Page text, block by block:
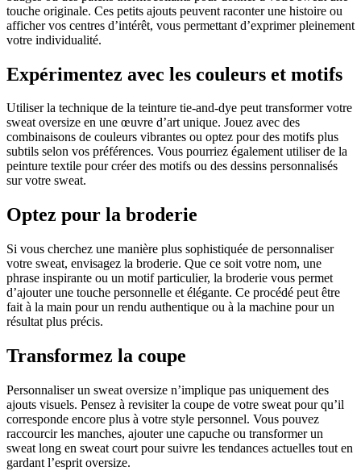
touche originale. Ces petits ajouts peuvent raconter une histoire ou
afficher vos centres d’intérêt, vous permettant d’exprimer pleinement
votre individualité.
Expérimentez avec les couleurs et motifs
Utiliser la technique de la teinture tie-and-dye peut transformer votre
sweat oversize en une œuvre d’art unique. Jouez avec des
combinaisons de couleurs vibrantes ou optez pour des motifs plus
subtils selon vos préférences. Vous pourriez également utiliser de la
peinture textile pour créer des motifs ou des dessins personnalisés
sur votre sweat.
Optez pour la broderie
Si vous cherchez une manière plus sophistiquée de personnaliser
votre sweat, envisagez la broderie. Que ce soit votre nom, une
phrase inspirante ou un motif particulier, la broderie vous permet
d’ajouter une touche personnelle et élégante. Ce procédé peut être
fait à la main pour un rendu authentique ou à la machine pour un
résultat plus précis.
Transformez la coupe
Personnaliser un sweat oversize n’implique pas uniquement des
ajouts visuels. Pensez à revisiter la coupe de votre sweat pour qu’il
corresponde encore plus à votre style personnel. Vous pouvez
raccourcir les manches, ajouter une capuche ou transformer un
sweat long en sweat court pour suivre les tendances actuelles tout en
gardant l’esprit oversize.